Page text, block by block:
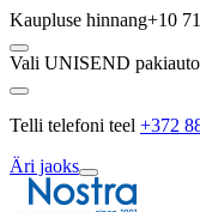
Kaupluse hinnang+10
Vali UNISEND
Telli telefoni teel +372
Äri jaoks